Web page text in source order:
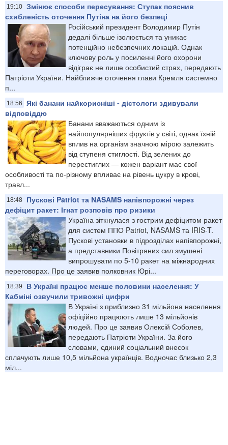
19:10 Змінює способи пересування: Ступак пояснив
схибленість оточення Путіна на його безпеці
Російський президент Володимир Путін
дедалі більше ізолюється та уникає
потенційно небезпечних локацій. Однак
ключову роль у посиленні його охорони
відіграє не лише особистий страх, передають
Патріоти України. Найближче оточення глави Кремля системно
п...
18:56
Які банани найкорисніші - дієтологи здивували
відповіддю
Банани вважаються одним із
найпопулярніших фруктів у світі, однак їхній
вплив на організм значною мірою залежить
від ступеня стиглості. Від зелених до
перестиглих — кожен варіант має свої
особливості та по-різному впливає на рівень цукру в крові,
травл...
18:48
Пускові Patriot та NASAMS напівпорожні через
дефіцит ракет: Ігнат розповів про ризики
Україна зіткнулася з гострим дефіцитом ракет
для систем ППО Patriot, NASAMS та IRIS-T.
Пускові установки в підрозділах напівпорожні,
а представники Повітряних сил змушені
випрошувати по 5-10 ракет на міжнародних
переговорах. Про це заявив полковник Юрі...
18:39
В Україні працює менше половини населення: У
Кабміні озвучили тривожні цифри
В Україні з приблизно 31 мільйона населення
офіційно працюють лише 13 мільйонів
людей. Про це заявив Олексій Соболев,
передають Патріоти України. За його
словами, єдиний соціальний внесок
сплачують лише 10,5 мільйона українців. Водночас близько 2,3
міл...